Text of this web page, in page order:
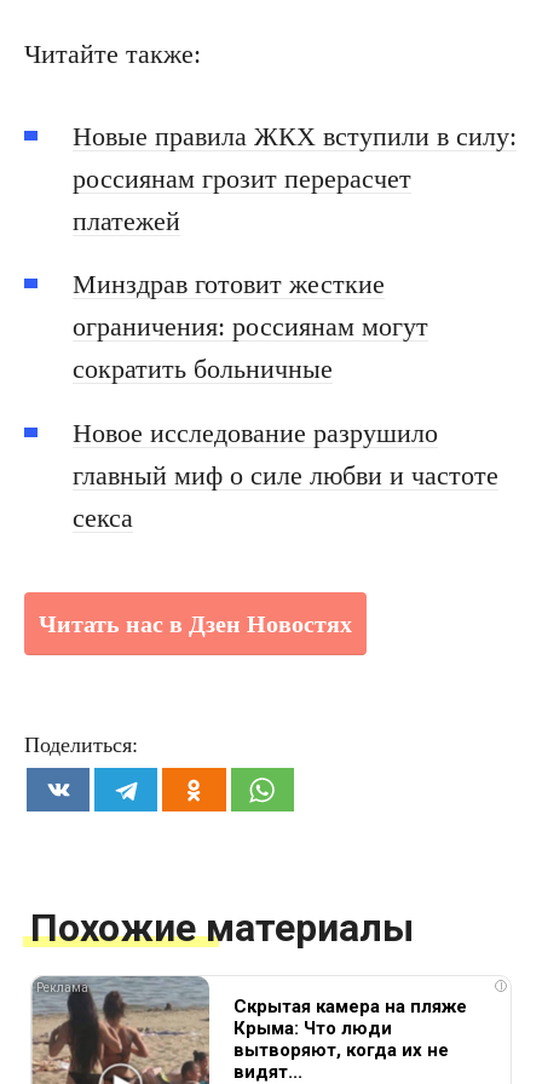
Читайте также:
Новые правила ЖКХ вступили в силу:
россиянам грозит перерасчет
платежей
Минздрав готовит жесткие
ограничения: россиянам могут
сократить больничные
Новое исследование разрушило
главный миф о силе любви и частоте
секса
Читать нас в Дзен Новостях
Поделиться:
Похожие материалы
i
Скрытая камера на пляже
Крыма: Что люди
вытворяют, когда их не
видят...